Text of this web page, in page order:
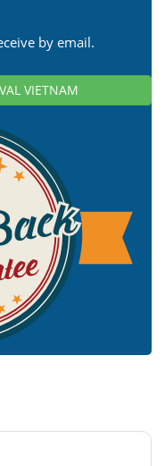
by email.
VIETNAM